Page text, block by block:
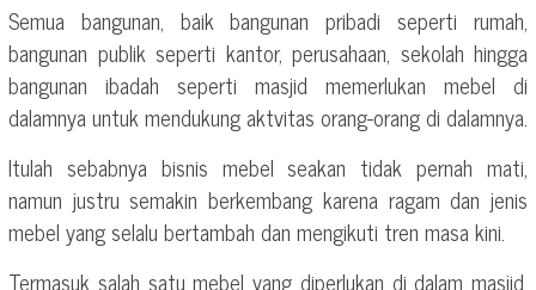
Semua bangunan, baik bangunan pribadi seperti rumah,
bangunan publik seperti kantor, perusahaan, sekolah hingga
bangunan ibadah seperti masjid memerlukan mebel di
dalamnya untuk mendukung aktvitas orang-orang di dalamnya.
Itulah sebabnya bisnis mebel seakan tidak pernah mati,
namun justru semakin berkembang karena ragam dan jenis
mebel yang selalu bertambah dan mengikuti tren masa kini.
Termasuk salah satu mebel yang diperlukan di dalam masjid,